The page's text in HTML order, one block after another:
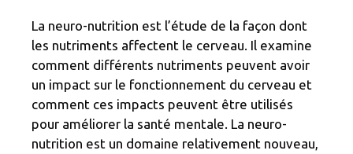
La neuro-nutrition est l’étude de la façon dont
les nutriments affectent le cerveau. Il examine
comment différents nutriments peuvent avoir
un impact sur le fonctionnement du cerveau et
comment ces impacts peuvent être utilisés
pour améliorer la santé mentale. La neuro-
nutrition est un domaine relativement nouveau,